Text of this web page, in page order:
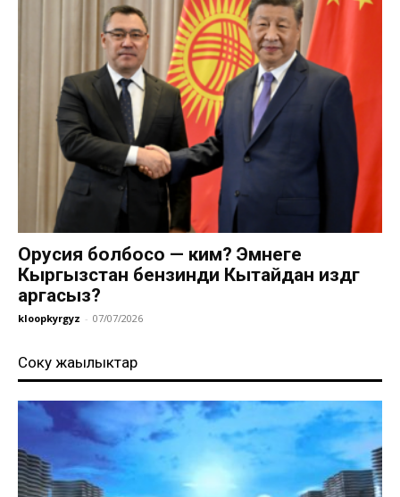
Орусия болбосо — ким? Эмнеге
Кыргызстан бензинди Кытайдан издөөгө
аргасыз?
kloopkyrgyz - 07/07/2026
Соңку жаңылыктар